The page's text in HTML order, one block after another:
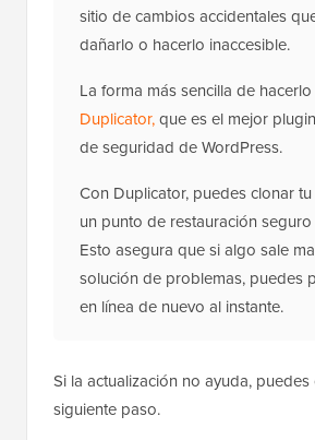
sitio de cambios accidentales
dañarlo o hacerlo inaccesible.
La forma más sencilla de
Duplicator,que es el mejor
de seguridad de WordPress.
Con Duplicator, puedes clonar
un punto de restauración
Esto asegura que si algo sale
solución de problemas, puedes
en línea de nuevo al instante.
Si la actualización no ayuda,
siguiente paso.